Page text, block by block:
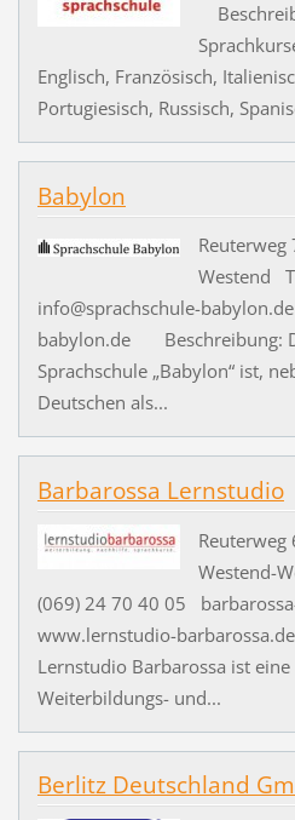
Englisch, Französisch,
Portugiesisch, Russisch,
Babylon
Westend
info@sprachschule-
babylon.de Beschreibung:
Sprachschule „Babylon“ ist,
Deutschen als...
Barbarossa Lernstudio
Westend-
(069) 24 70 40 05
www.lernstudio-
Lernstudio Barbarossa ist
Weiterbildungs- und...
Berlitz Deutschland